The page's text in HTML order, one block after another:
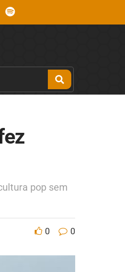
pop sem
0 0